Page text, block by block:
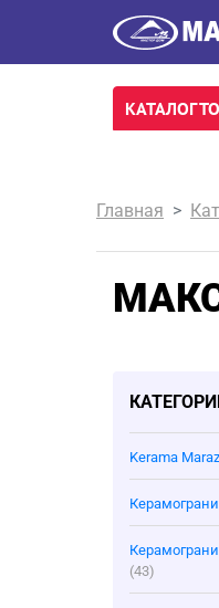
КАТАЛОГ
Главная
Kerama
(43)